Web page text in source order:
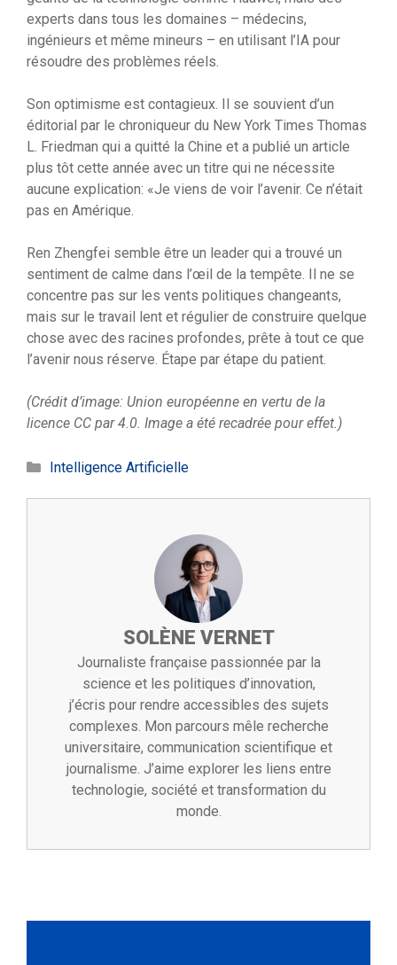
experts dans tous les domaines – médecins,
ingénieurs et même mineurs – en utilisant l’IA pour
résoudre des problèmes réels.
Son optimisme est contagieux. Il se souvient d’un
éditorial par le chroniqueur du New York Times Thomas
L. Friedman qui a quitté la Chine et a publié un article
plus tôt cette année avec un titre qui ne nécessite
aucune explication: «Je viens de voir l’avenir. Ce n’était
pas en Amérique.
Ren Zhengfei semble être un leader qui a trouvé un
sentiment de calme dans l’œil de la tempête. Il ne se
concentre pas sur les vents politiques changeants,
mais sur le travail lent et régulier de construire quelque
chose avec des racines profondes, prête à tout ce que
l’avenir nous réserve. Étape par étape du patient.
(Crédit d’image: Union européenne en vertu de la
licence CC par 4.0. Image a été recadrée pour effet.)
Catégories
Intelligence Artificielle
SOLÈNE VERNET
Journaliste française passionnée par la
science et les politiques d’innovation,
j’écris pour rendre accessibles des sujets
complexes. Mon parcours mêle recherche
universitaire, communication scientifique et
journalisme. J’aime explorer les liens entre
technologie, société et transformation du
monde.